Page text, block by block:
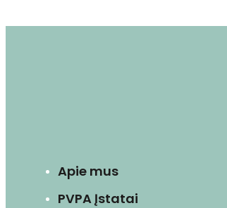
Apie mus
PVPA Įstatai